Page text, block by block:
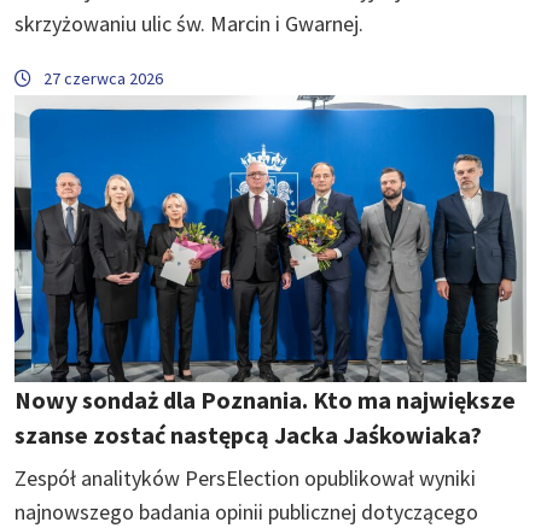
skrzyżowaniu ulic św. Marcin i Gwarnej.
27 czerwca 2026
Nowy sondaż dla Poznania. Kto ma największe
szanse zostać następcą Jacka Jaśkowiaka?
Zespół analityków PersElection opublikował wyniki
najnowszego badania opinii publicznej dotyczącego